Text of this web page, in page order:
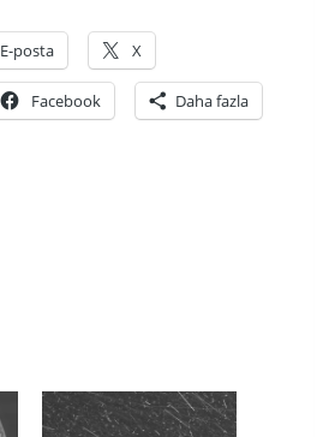
E-posta X
Facebook Daha fazla